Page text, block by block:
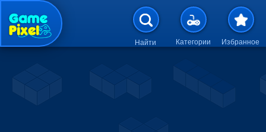
Перейти к основному
Найти Категории Избранное